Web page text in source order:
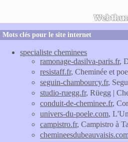
Mots clés pour le site internet
specialiste cheminees
ramonage-dasilva-paris.fr,
resistaff.fr, Cheminée et
seguin-chambourcy.fr,
studio-ruegg.fr, Rüegg |
conduit-de-cheminee.fr,
univers-du-poele.com,
campistro.fr, Campistro à